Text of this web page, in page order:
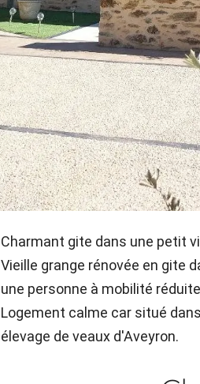
Charmant gite dans une petit
Vieille grange rénovée en gite
une personne à mobilité
Logement calme car situé
élevage de veaux d'Aveyron.